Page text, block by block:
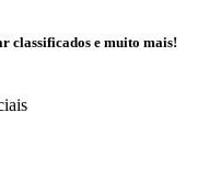
classificados e muito mais!